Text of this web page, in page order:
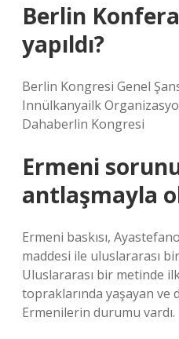
Berlin
yapıldı?
Berlin Kongresi Genel
Innülkanyailk
Dahaberlin Kongresi
Ermeni
antlaşmayla
Ermeni baskısı,
maddesi ile uluslararası
Uluslararası bir metinde
topraklarında yaşayan ve
Ermenilerin durumu vardı.